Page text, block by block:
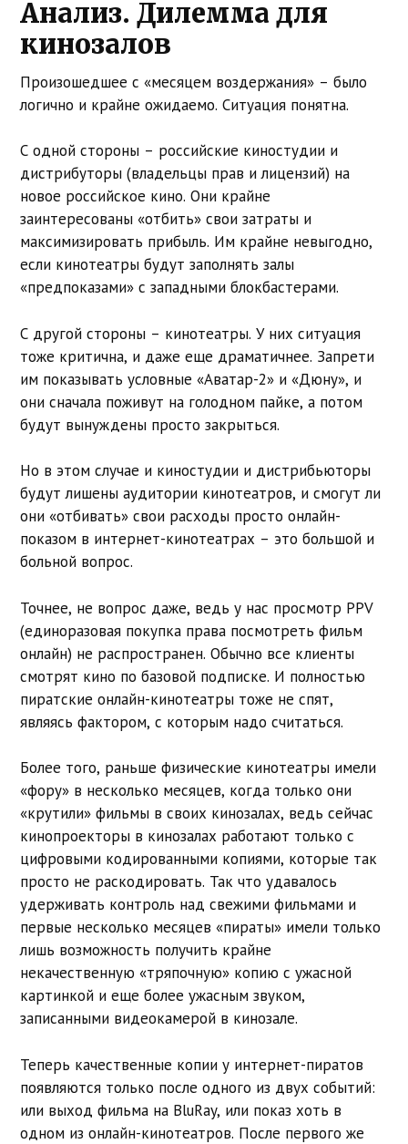
Анализ. Дилемма для
кинозалов
Произошедшее с «месяцем воздержания» – было
логично и крайне ожидаемо. Ситуация понятна.
С одной стороны – российские киностудии и
дистрибуторы (владельцы прав и лицензий) на
новое российское кино. Они крайне
заинтересованы «отбить» свои затраты и
максимизировать прибыль. Им крайне невыгодно,
если кинотеатры будут заполнять залы
«предпоказами» с западными блокбастерами.
С другой стороны – кинотеатры. У них ситуация
тоже критична, и даже еще драматичнее. Запрети
им показывать условные «Аватар-2» и «Дюну», и
они сначала поживут на голодном пайке, а потом
будут вынуждены просто закрыться.
Но в этом случае и киностудии и дистрибьюторы
будут лишены аудитории кинотеатров, и смогут ли
они «отбивать» свои расходы просто онлайн-
показом в интернет-кинотеатрах – это большой и
больной вопрос.
Точнее, не вопрос даже, ведь у нас просмотр PPV
(единоразовая покупка права посмотреть фильм
онлайн) не распространен. Обычно все клиенты
смотрят кино по базовой подписке. И полностью
пиратские онлайн-кинотеатры тоже не спят,
являясь фактором, с которым надо считаться.
Более того, раньше физические кинотеатры имели
«фору» в несколько месяцев, когда только они
«крутили» фильмы в своих кинозалах, ведь сейчас
кинопроекторы в кинозалах работают только с
цифровыми кодированными копиями, которые так
просто не раскодировать. Так что удавалось
удерживать контроль над свежими фильмами и
первые несколько месяцев «пираты» имели только
лишь возможность получить крайне
некачественную «тряпочную» копию с ужасной
картинкой и еще более ужасным звуком,
записанными видеокамерой в кинозале.
Теперь качественные копии у интернет-пиратов
появляются только после одного из двух событий:
или выход фильма на BluRay, или показ хоть в
одном из онлайн-кинотеатров. После первого же